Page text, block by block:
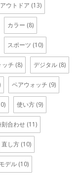
アウトドア (13)
カラー (8)
スポーツ (10)
ッチ (8) デジタル (8)
ペアウォッチ (9)
使い方 (9)
刻合わせ (11)
直し方 (10)
デル (10)